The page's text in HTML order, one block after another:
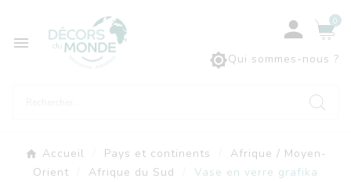

Qui sommes-nous ?
 0
Accueil Pays et continents
Afrique / Moyen-
Orient
Afrique du Sud
Vase en verre grafika